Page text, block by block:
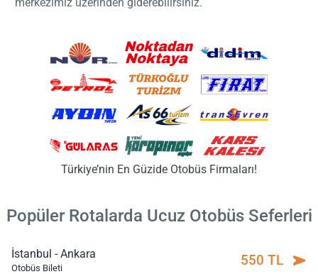
Türkiye’nin En Güzide Otobüs Firmaları!
Popüler Rotalarda Ucuz Otobüs Seferleri
İstanbul - Ankara
Otobüs Bileti 550 TL